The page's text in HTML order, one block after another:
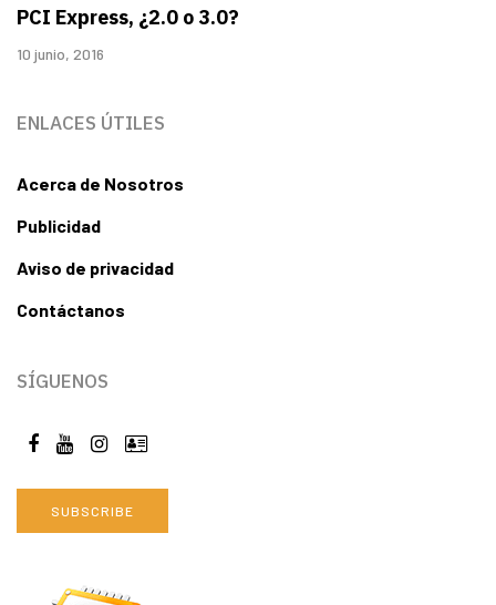
PCI Express, ¿2.0 o 3.0?
10 junio, 2016
ENLACES ÚTILES
Acerca de Nosotros
Publicidad
Aviso de privacidad
Contáctanos
SÍGUENOS
SUBSCRIBE